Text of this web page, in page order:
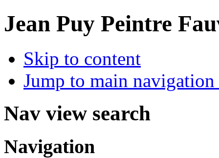
Jean Puy Peintre
Skip to content
Jump to main
Nav view search
Navigation